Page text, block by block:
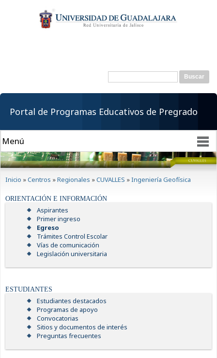
contenido
principal
Formulario de
Buscar
Portal de Programas Educativos de Pregrado
Inicio »Centros »Regionales »CUVALLES »Ingeniería Geofísica
ORIENTACIÓN E INFORMACIÓN
Aspirantes
Primer ingreso
Egreso
Trámites Control Escolar
Vías de comunicación
Legislación universitaria
ESTUDIANTES
Estudiantes destacados
Programas de apoyo
Convocatorias
Sitios y documentos de interés
Preguntas frecuentes